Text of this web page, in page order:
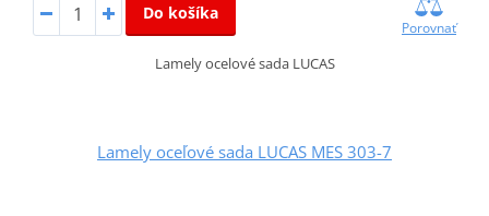
Do košíka
Porovnať
Lamely ocelové sada LUCAS
Lamely oceľové sada LUCAS MES 303-7